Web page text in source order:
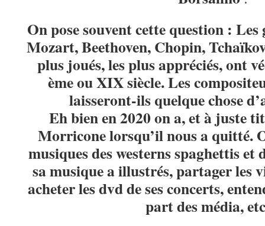
On pose souvent cette question :
Mozart, Beethoven, Chopin,
plus joués, les plus appréciés, ont
ème ou XIX siècle. Les
laisseront-ils quelque chose
Eh bien en 2020 on a, et à juste
Morricone lorsqu’il nous a quitté.
musiques des westerns spaghettis et
sa musique a illustrés, partager les
acheter les dvd de ses concerts,
part des média,